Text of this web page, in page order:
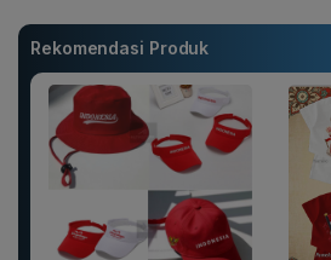
Rekomendasi Produk